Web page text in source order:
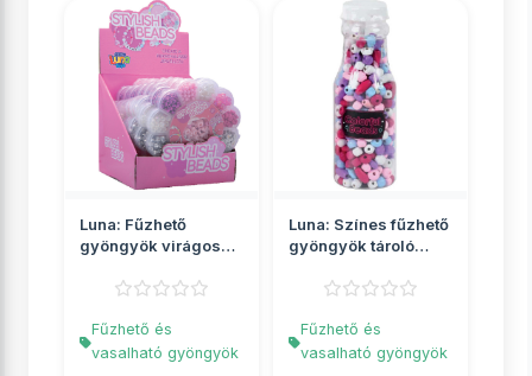
Luna: Fűzhető
gyöngyök virágos
Fűzhető és
vasalható gyöngyök
Luna: Színes fűzhető
gyöngyök tároló
Fűzhető és
vasalható gyöngyök